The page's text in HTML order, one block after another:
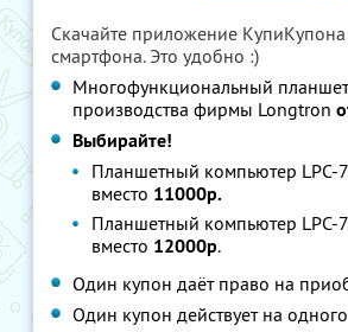
Скачайте приложение
смартфона. Это удобно :)
Многофункциональный
производства фирмы Longtron
Выбирайте!
Планшетный компьютер LPC-
вместо 11000р.
Планшетный компьютер LPC-
вместо 12000р.
Один купон даёт право на
Один купон действует на